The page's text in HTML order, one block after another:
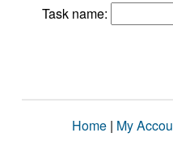
Task name:
Home | My